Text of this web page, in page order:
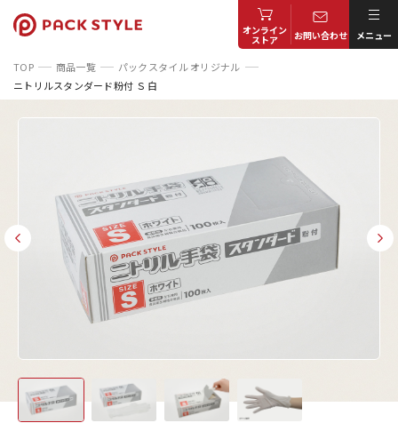
オンライン
ストア お問い合わせ メニュー
TOP 商品一覧
パックスタイル オリジナル
ニトリルスタンダード粉付 Ｓ 白